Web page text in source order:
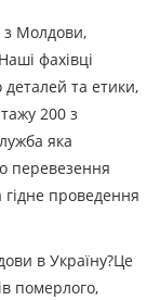
з Молдови,
фахівці
та етики,
200 з
яка
перевезення
гідне проведення
в Україну?Це
померлого,